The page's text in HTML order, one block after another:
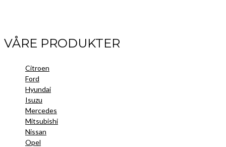
VÅRE PRODUKTER
Citroen
Ford
Hyundai
Isuzu
Mercedes
Mitsubishi
Nissan
Opel